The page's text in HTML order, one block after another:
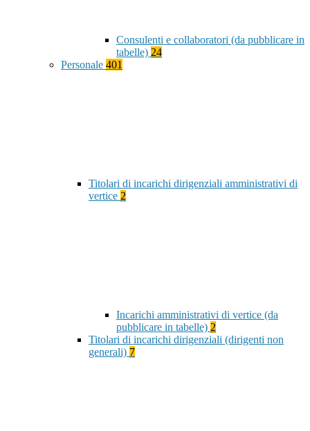
Consulenti e collaboratori (da pubblicare in
tabelle) 24
Personale 401
Titolari di incarichi dirigenziali amministrativi di
vertice 2
Incarichi amministrativi di vertice (da
pubblicare in tabelle) 2
Titolari di incarichi dirigenziali (dirigenti non
generali) 7